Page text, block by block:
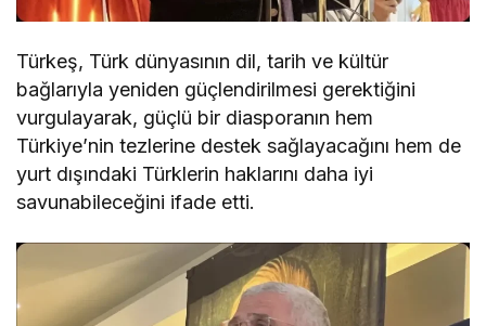
Türkeş, Türk dünyasının dil, tarih ve kültür
bağlarıyla yeniden güçlendirilmesi gerektiğini
vurgulayarak, güçlü bir diasporanın hem
Türkiye’nin tezlerine destek sağlayacağını hem de
yurt dışındaki Türklerin haklarını daha iyi
savunabileceğini ifade etti.